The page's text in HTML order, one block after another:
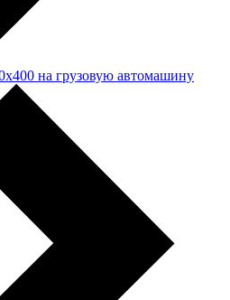
на грузовую автомашину